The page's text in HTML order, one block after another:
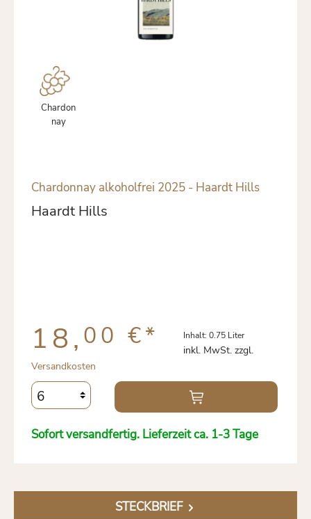
Chardon
nay
Chardonnay alkoholfrei 2025 - Haardt Hills
Haardt Hills
18, 00 €* Inhalt: 0.75 Liter
inkl. MwSt. zzgl.
Versandkosten
Sofort versandfertig. Lieferzeit ca. 1-3 Tage
STECKBRIEF